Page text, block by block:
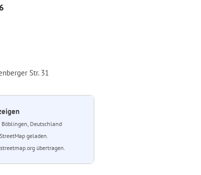
Str. 31
Deutschland
geladen.
übertragen.